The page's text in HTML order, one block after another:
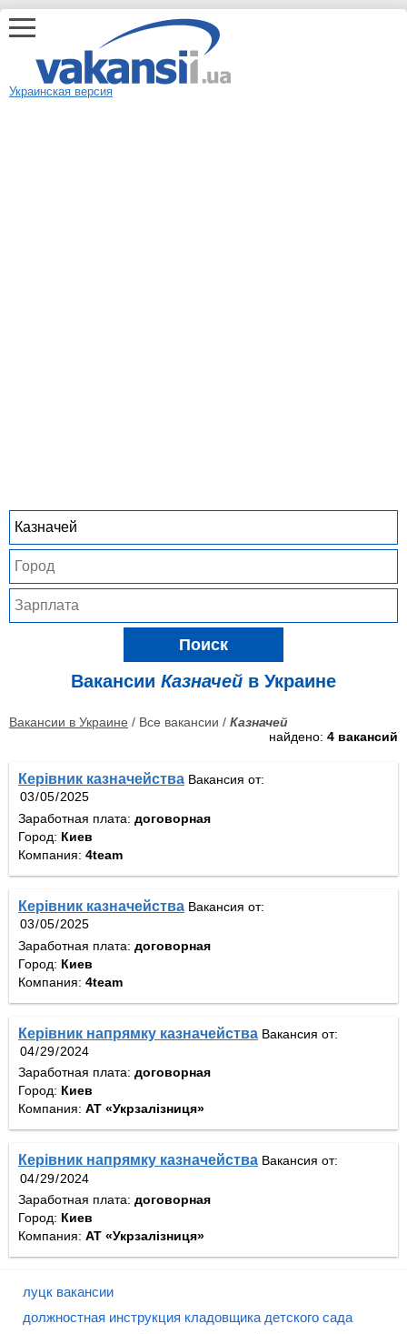
Украинская версия
Поиск
Вакансии Казначей в Украине
Вакансии в Украине / Все вакансии / Казначей
найдено: 4 вакансий
Керівник казначейства Вакансия от:
Заработная плата: договорная
Город: Киев
Компания: 4team
Керівник казначейства Вакансия от:
Заработная плата: договорная
Город: Киев
Компания: 4team
Керівник напрямку казначейства Вакансия от:
Заработная плата: договорная
Город: Киев
Компания: АТ «Укрзалізниця»
Керівник напрямку казначейства Вакансия от:
Заработная плата: договорная
Город: Киев
Компания: АТ «Укрзалізниця»
луцк вакансии
должностная инструкция кладовщика детского сада